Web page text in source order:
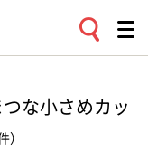
な小さめカッ
）